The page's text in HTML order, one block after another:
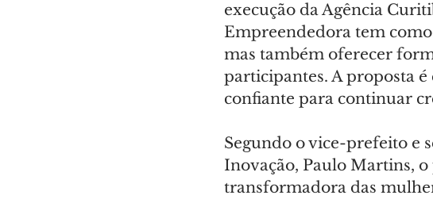
execução da Agência
Empreendedora tem
mas também oferecer
participantes. A proposta
confiante para continuar
Segundo o vice-prefeito e
Inovação, Paulo Martins,
transformadora das